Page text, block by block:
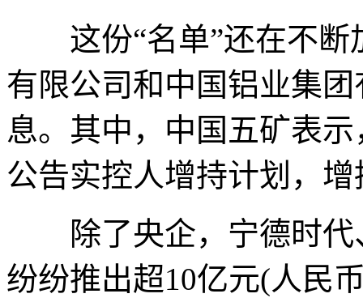
这份“名单”还在不断
有限公司和中国铝业集
息。其中，中国五矿表
公告实控人增持计划，
除了央企，宁德时代
纷纷推出超10亿元(人民